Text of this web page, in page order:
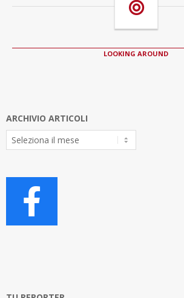
LOOKING AROUND
ARCHIVIO ARTICOLI
Archivio
Articoli